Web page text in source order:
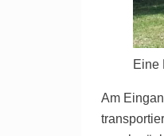
Eine
Am